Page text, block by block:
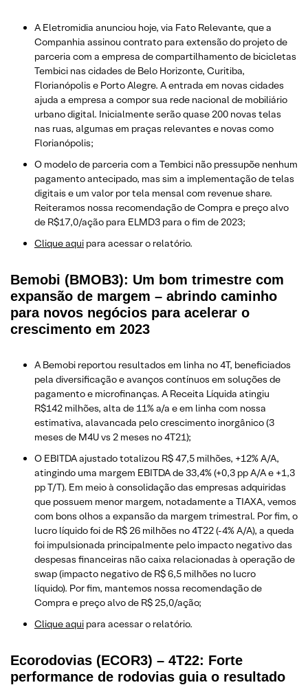
A Eletromidia anunciou hoje, via Fato Relevante, que a
Companhia assinou contrato para extensão do projeto de
parceria com a empresa de compartilhamento de bicicletas
Tembici nas cidades de Belo Horizonte, Curitiba,
Florianópolis e Porto Alegre. A entrada em novas cidades
ajuda a empresa a compor sua rede nacional de mobiliário
urbano digital. Inicialmente serão quase 200 novas telas
nas ruas, algumas em praças relevantes e novas como
Florianópolis;
O modelo de parceria com a Tembici não pressupõe nenhum
pagamento antecipado, mas sim a implementação de telas
digitais e um valor por tela mensal com revenue share.
Reiteramos nossa recomendação de Compra e preço alvo
de R$17,0/ação para ELMD3 para o fim de 2023;
Clique aqui para acessar o relatório.
Bemobi (BMOB3): Um bom trimestre com
expansão de margem – abrindo caminho
para novos negócios para acelerar o
crescimento em 2023
A Bemobi reportou resultados em linha no 4T, beneficiados
pela diversificação e avanços contínuos em soluções de
pagamento e microfinanças. A Receita Líquida atingiu
R$142 milhões, alta de 11% a/a e em linha com nossa
estimativa, alavancada pelo crescimento inorgânico (3
meses de M4U vs 2 meses no 4T21);
O EBITDA ajustado totalizou R$ 47,5 milhões, +12% A/A,
atingindo uma margem EBITDA de 33,4% (+0,3 pp A/A e +1,3
pp T/T). Em meio à consolidação das empresas adquiridas
que possuem menor margem, notadamente a TIAXA, vemos
com bons olhos a expansão da margem trimestral. Por fim, o
lucro líquido foi de R$ 26 milhões no 4T22 (-4% A/A), a queda
foi impulsionada principalmente pelo impacto negativo das
despesas financeiras não caixa relacionadas à operação de
swap (impacto negativo de R$ 6,5 milhões no lucro
líquido). Por fim, mantemos nossa recomendação de
Compra e preço alvo de R$ 25,0/ação;
Clique aqui para acessar o relatório.
Ecorodovias (ECOR3) – 4T22: Forte
performance de rodovias guia o resultado